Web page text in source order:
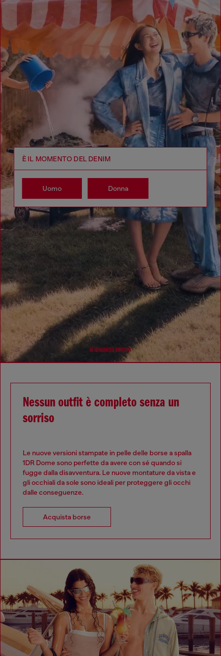
È IL MOMENTO DEL DENIM
Uomo Donna
Nessun outfit è completo senza un
sorriso
Le nuove versioni stampate in pelle delle borse a spalla
1DR Dome sono perfette da avere con sé quando si
fugge dalla disavventura. Le nuove montature da vista e
gli occhiali da sole sono ideali per proteggere gli occhi
dalle conseguenze.
Acquista borse